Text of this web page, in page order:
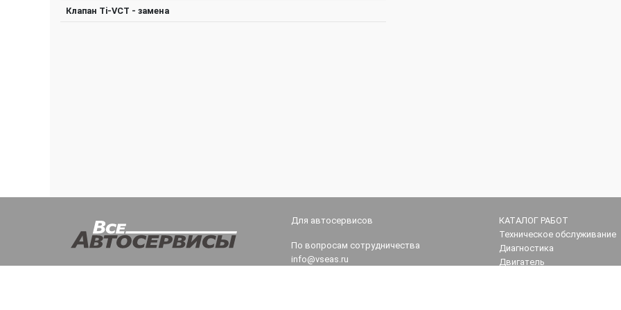
Клапан Ti-VCT - замена
Для автосервисов
По вопросам сотрудничества
info@vseas.ru
КАТАЛОГ РАБОТ
Техническое обслуживание
Диагностика
Двигатель